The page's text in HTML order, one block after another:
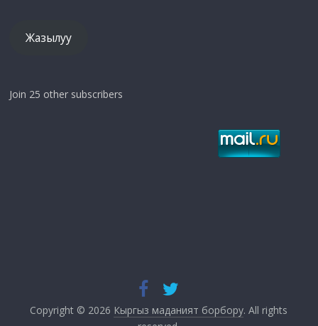
Жазылуу
Join 25 other subscribers
Copyright © 2026 Кыргыз маданият борбору. All rights